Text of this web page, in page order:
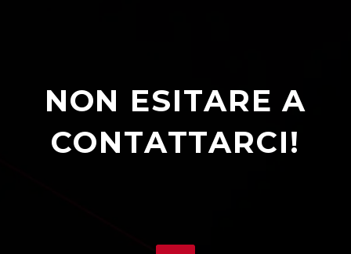
NON ESITARE A
CONTATTARCI!